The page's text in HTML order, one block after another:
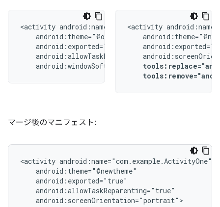
<activity
android:windowSoftInputMode="stateUnchanged">
<activity
マージ後のマニフェスト:
<activity
android:screenOrientation="portrait">